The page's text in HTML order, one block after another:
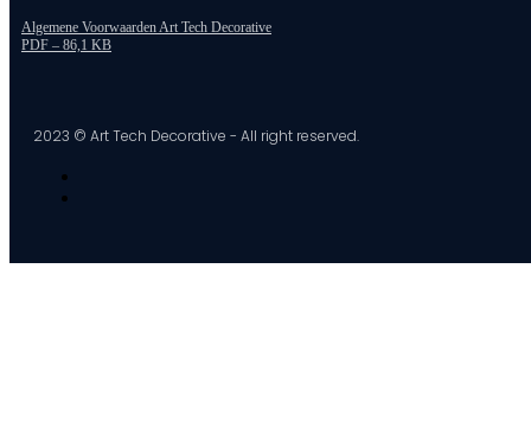
Algemene Voorwaarden Art Tech Decorative
PDF – 86,1 KB
2023 © Art Tech Decorative - All right reserved.